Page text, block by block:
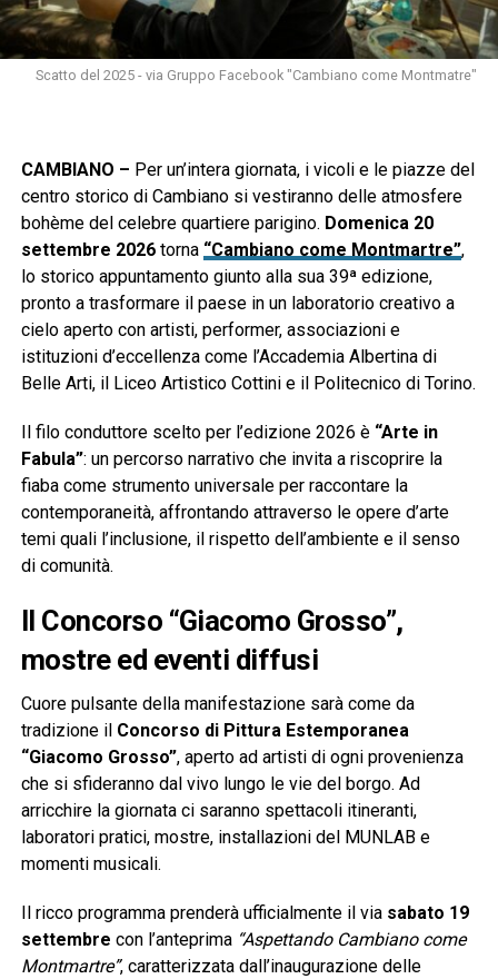
Scatto del 2025 - via Gruppo Facebook "Cambiano come Montmatre"
CAMBIANO – Per un’intera giornata, i vicoli e le piazze del
centro storico di Cambiano si vestiranno delle atmosfere
bohème del celebre quartiere parigino. Domenica 20
settembre 2026torna “Cambiano come Montmartre”,
lo storico appuntamento giunto alla sua 39ª edizione,
pronto a trasformare il paese in un laboratorio creativo a
cielo aperto con artisti, performer, associazioni e
istituzioni d’eccellenza come l’Accademia Albertina di
Belle Arti, il Liceo Artistico Cottini e il Politecnico di Torino.
Il filo conduttore scelto per l’edizione 2026 è “Arte in
Fabula”: un percorso narrativo che invita a riscoprire la
fiaba come strumento universale per raccontare la
contemporaneità, affrontando attraverso le opere d’arte
temi quali l’inclusione, il rispetto dell’ambiente e il senso
di comunità.
Il Concorso “Giacomo Grosso”,
mostre ed eventi diffusi
Cuore pulsante della manifestazione sarà come da
tradizione il Concorso di Pittura Estemporanea
“Giacomo Grosso”, aperto ad artisti di ogni provenienza
che si sfideranno dal vivo lungo le vie del borgo. Ad
arricchire la giornata ci saranno spettacoli itineranti,
laboratori pratici, mostre, installazioni del MUNLAB e
momenti musicali.
Il ricco programma prenderà ufficialmente il via sabato 19
settembre con l’anteprima “Aspettando Cambiano come
Montmartre”, caratterizzata dall’inaugurazione delle